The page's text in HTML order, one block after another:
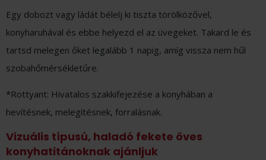
Egy dobozt vagy ládát bélelj ki tiszta törölközővel,
konyharuhával és ebbe helyezd el az üvegeket. Takard le és
tartsd melegen őket legalább 1 napig, amíg vissza nem hűl
szobahőmérsékletűre.
*Rottyant: Hivatalos szakkifejezése a konyhában a
hevítésnek, melegítésnek, forralásnak.
Vizuális típusú, haladó fekete öves
konyhatitánoknak ajánljuk